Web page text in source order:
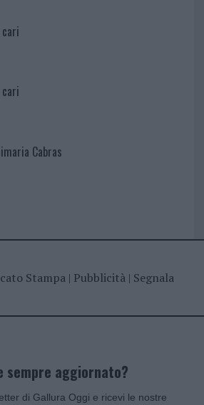
Cabras
Stampa| Pubblicità| Segnala
sempre aggiornato?
di Gallura Oggi e ricevi le nostre